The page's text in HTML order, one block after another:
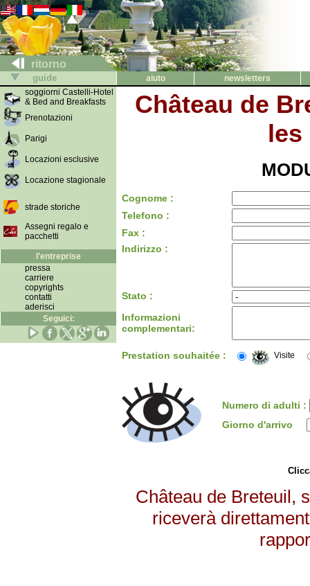
ritorno
guide aiuto
newsletters
soggiorni Castelli-Hotel
& Bed and Breakfasts
Prenotazioni
Parigi
Locazioni esclusive
Locazione stagionale
strade storiche
Assegni regalo e
pacchetti
l'entreprise
pressa
carriere
copyrights
contatti
aderisci
Seguici:
Château de
les
Cognome :
Telefono :
Fax :
Indirizzo :
Stato :
Informazioni
complementari:
Prestation souhaitée : Visite
Numero di adulti :
Giorno d'arrivo
Château de Breteuil,
riceverà